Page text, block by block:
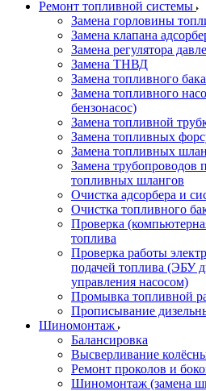
Ремонт топливной системы
Замена горловины
Замена клапана
Замена регулятора
Замена ТНВД
Замена топливного
Замена топливного
бензонасос)
Замена топливной
Замена топливных
Замена топливных
Замена трубопроводов
топливных шлангов
Очистка адсорбера и
Очистка топливного
Проверка
топлива
Проверка работы
подачей топлива (ЭБУ
управления насосом)
Промывка топливной
Прописывание
Шиномонтаж
Балансировка
Высверливание
Ремонт проколов и
Шиномонтаж (замена